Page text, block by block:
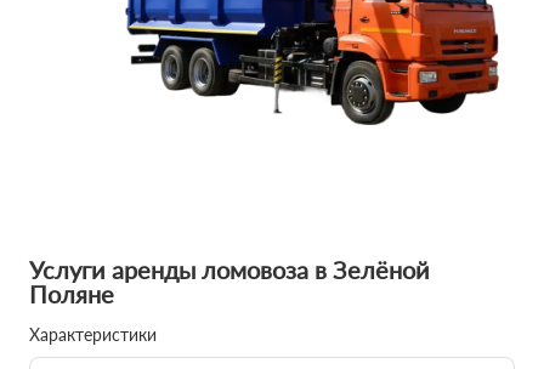
Услуги аренды ломовоза в Зелёной
Поляне
Характеристики